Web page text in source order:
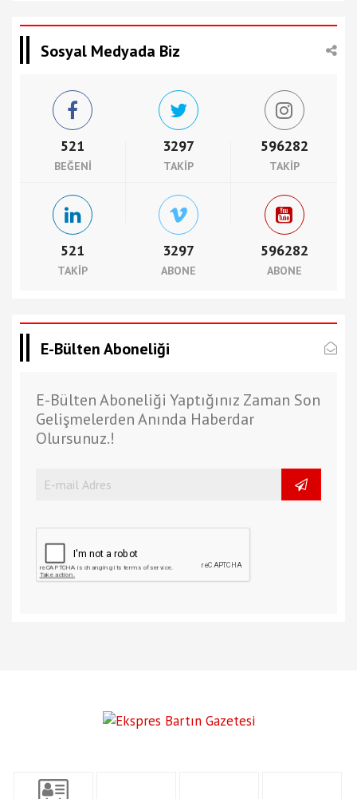
Sosyal Medyada Biz
521
BEĞENI
3297
TAKIP
596282
TAKIP
521
TAKIP
3297
ABONE
596282
ABONE
E-Bülten Aboneliği
E-Bülten Aboneliği Yaptığınız Zaman Son
Gelişmelerden Anında Haberdar
Olursunuz.!